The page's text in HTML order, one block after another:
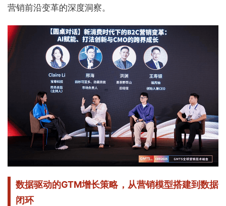
营销前沿变革的深度洞察。
数据驱动的GTM增长策略， 从营销模型搭建到数据
闭环